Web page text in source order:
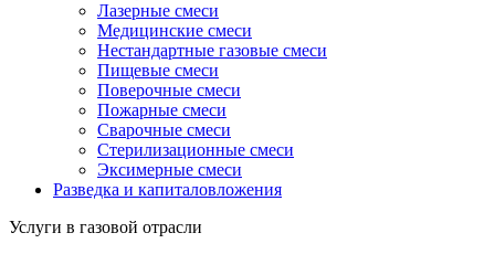
Лазерные смеси
Медицинские смеси
Нестандартные газовые смеси
Пищевые смеси
Поверочные смеси
Пожарные смеси
Сварочные смеси
Стерилизационные смеси
Эксимерные смеси
Разведка и капиталовложения
Услуги в газовой отрасли